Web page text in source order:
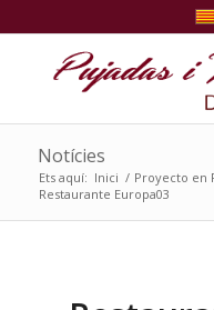
Notícies
Ets aquí: Inici / Proyecto en
Restaurante Europa03